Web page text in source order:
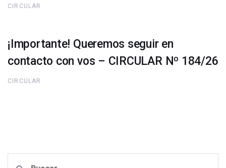
CIRCULAR
¡Importante! Queremos seguir en
contacto con vos – CIRCULAR Nº 184/26
CIRCULAR